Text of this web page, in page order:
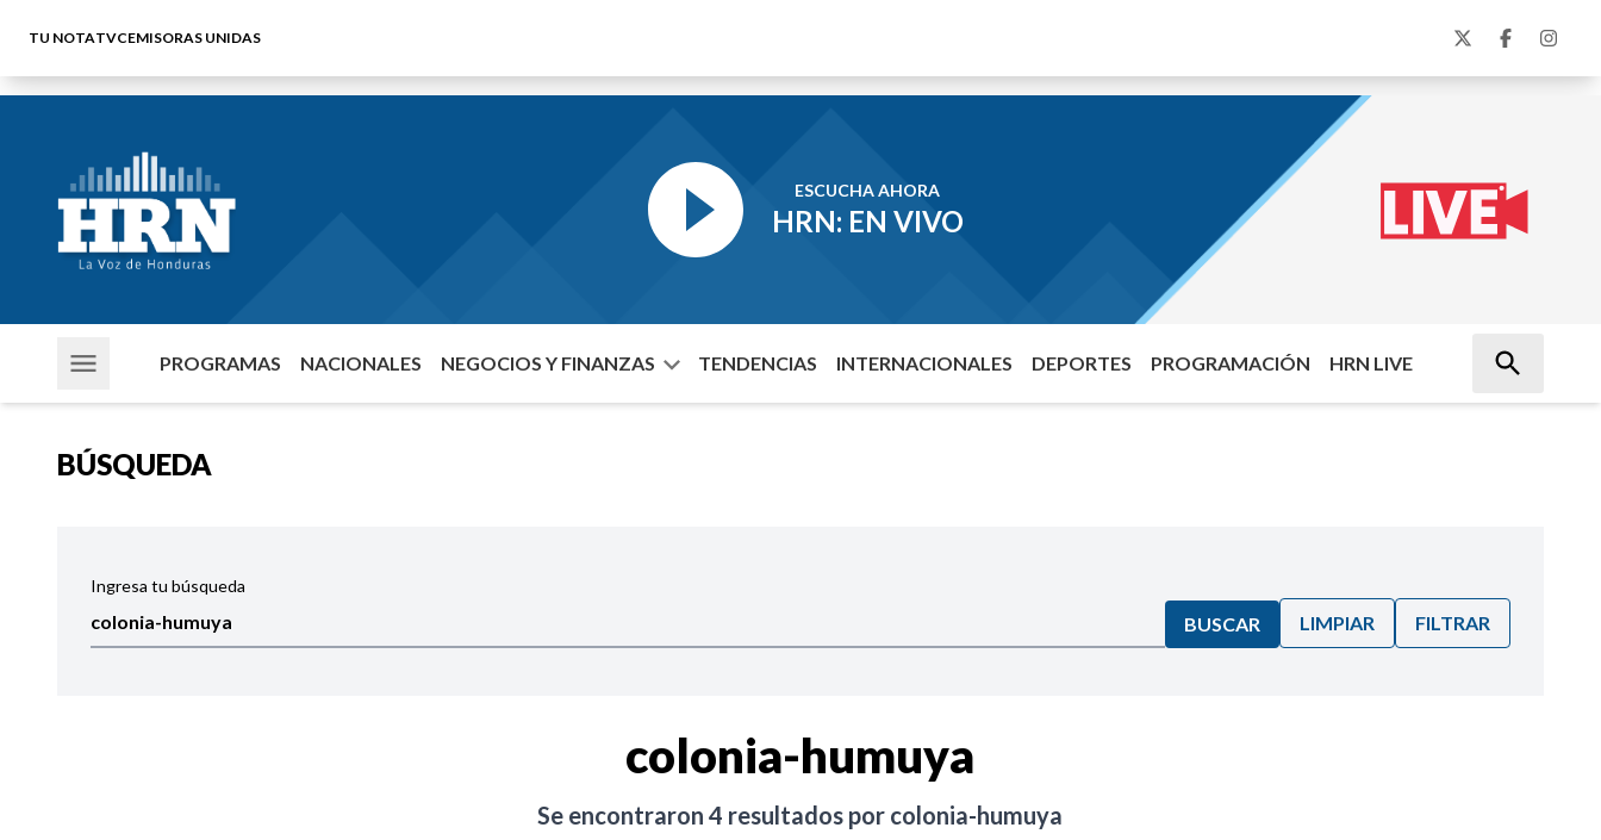
TU NOTATVCEMISORAS UNIDAS
ESCUCHA AHORA
HRN: EN VIVO
PROGRAMAS NACIONALES NEGOCIOS Y FINANZAS TENDENCIAS INTERNACIONALES DEPORTES PROGRAMACIÓN HRN LIVE
BÚSQUEDA
Ingresa tu búsqueda
BUSCAR LIMPIAR FILTRAR
colonia-humuya
Se encontraron4 resultados por colonia-humuya